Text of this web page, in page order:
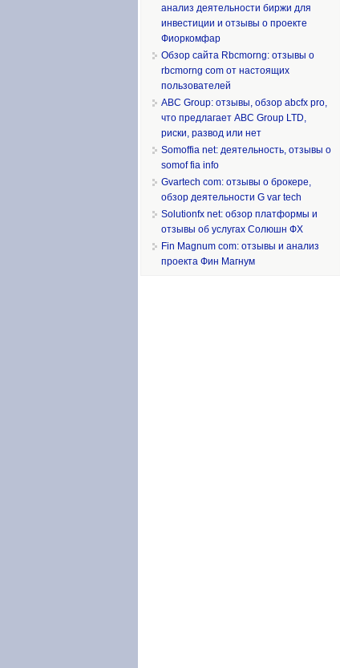
анализ деятельности биржи для
инвестиции и отзывы о проекте
Фиоркомфар
Обзор сайта Rbcmorng: отзывы о
rbcmorng com от настоящих
пользователей
ABC Group: отзывы, обзор abcfx pro,
что предлагает ABC Group LTD,
риски, развод или нет
Somoffia net: деятельность, отзывы о
somof fia info
Gvartech com: отзывы о брокере,
обзор деятельности G var tech
Solutionfx net: обзор платформы и
отзывы об услугах Солюшн ФХ
Fin Magnum com: отзывы и анализ
проекта Фин Магнум